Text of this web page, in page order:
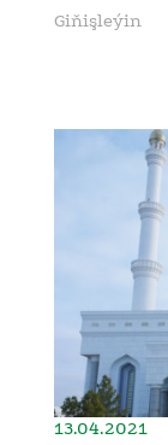
Giňişleýin
13.04.2021